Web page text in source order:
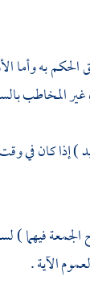
الحكم به
المخاطب
) إذا كان
فيهما )
الآية .